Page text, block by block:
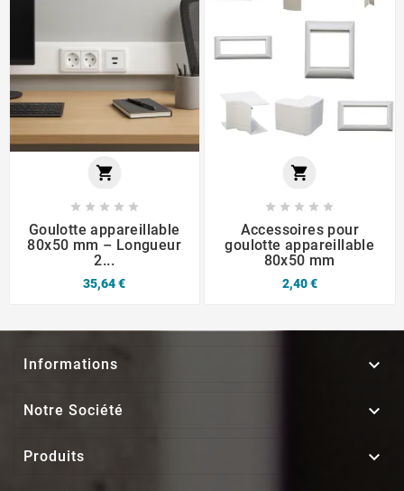

    
Goulotte appareillable
80x50 mm – Longueur
2...
35,64 €

    
Accessoires pour
goulotte appareillable
80x50 mm
2,40 €
Informations 
Notre Société 
Produits 